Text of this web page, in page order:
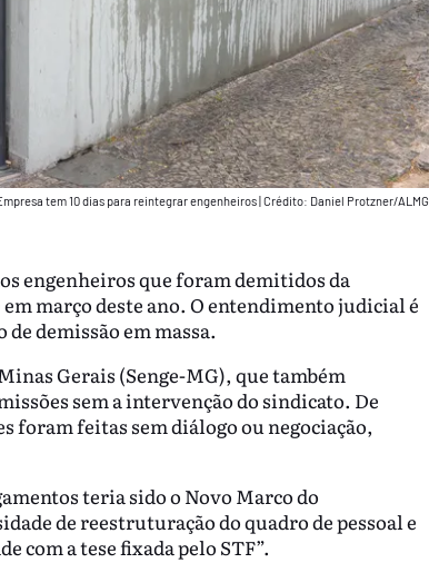
tem 10 dias para reintegrar engenheiros|Crédito: Daniel Protzner/ALMG
engenheiros que foram demitidos da
março deste ano. O entendimento judicial é
demissão em massa.
Gerais (Senge-MG), que também
sem a intervenção do sindicato. De
foram feitas sem diálogo ou negociação,
teria sido o Novo Marco do
de reestruturação do quadro de pessoal e
com a tese fixada pelo STF”.